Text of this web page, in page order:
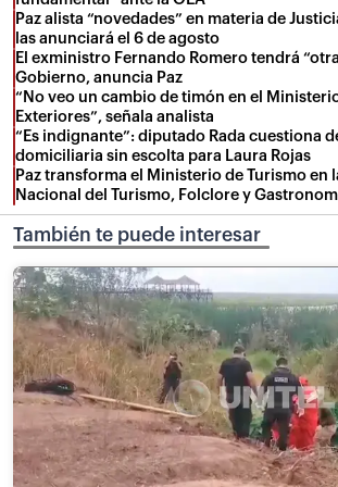
Paz alista “novedades” en materia de
las anunciará el 6 de agosto
El exministro Fernando Romero tendrá
Gobierno, anuncia Paz
“No veo un cambio de timón en el
Exteriores”, señala analista
“Es indignante”: diputado Rada cuestiona
domiciliaria sin escolta para Laura Rojas
Paz transforma el Ministerio de Turismo en
Nacional del Turismo, Folclore y
También te puede interesar